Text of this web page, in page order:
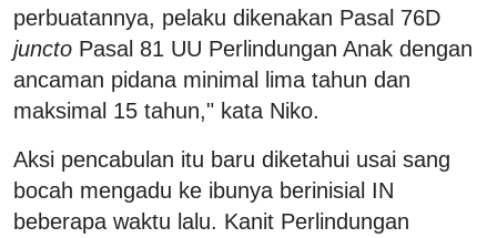
perbuatannya, pelaku dikenakan Pasal 76D
juncto Pasal 81 UU Perlindungan Anak dengan
ancaman pidana minimal lima tahun dan
maksimal 15 tahun," kata Niko.
Aksi pencabulan itu baru diketahui usai sang
bocah mengadu ke ibunya berinisial IN
beberapa waktu lalu. Kanit Perlindungan